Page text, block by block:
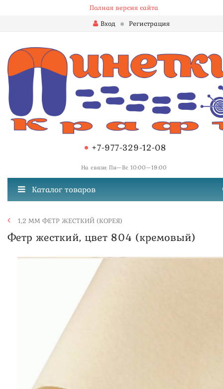
Полная версия сайта
Вход
Регистрация
+7-977-329-12-08
На связи: Пн—Вс 10:00—19:00
Каталог товаров
1,2 ММ ФЕТР ЖЕСТКИЙ (КОРЕЯ)
Фетр жесткий, цвет 804 (кремовый)